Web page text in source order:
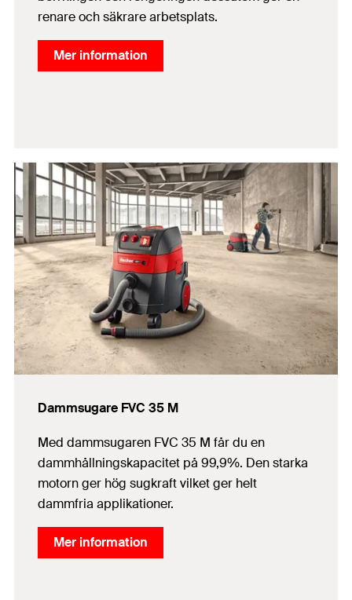
renare och säkrare arbetsplats.
Mer information
Dammsugare FVC 35 M
Med dammsugaren FVC 35 M får du en
dammhållningskapacitet på 99,9%. Den starka
motorn ger hög sugkraft vilket ger helt
dammfria applikationer.
Mer information